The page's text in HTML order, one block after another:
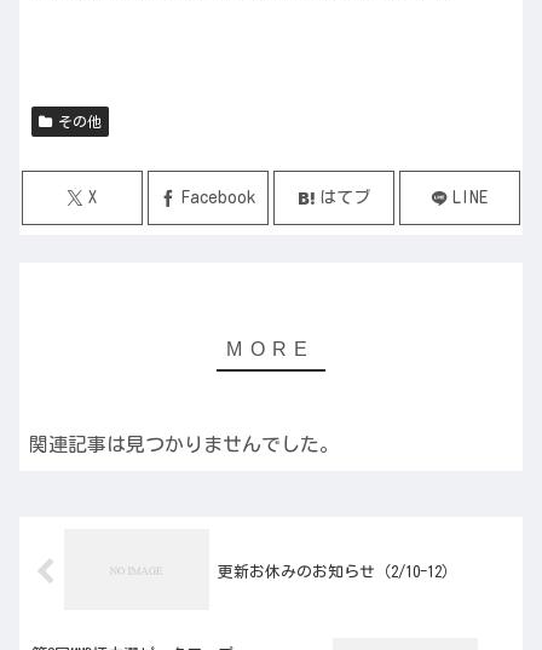
その他
X Facebook はてブ LINE
関連記事は見つかりませんでした。
更新お休みのお知らせ（2/10-12）